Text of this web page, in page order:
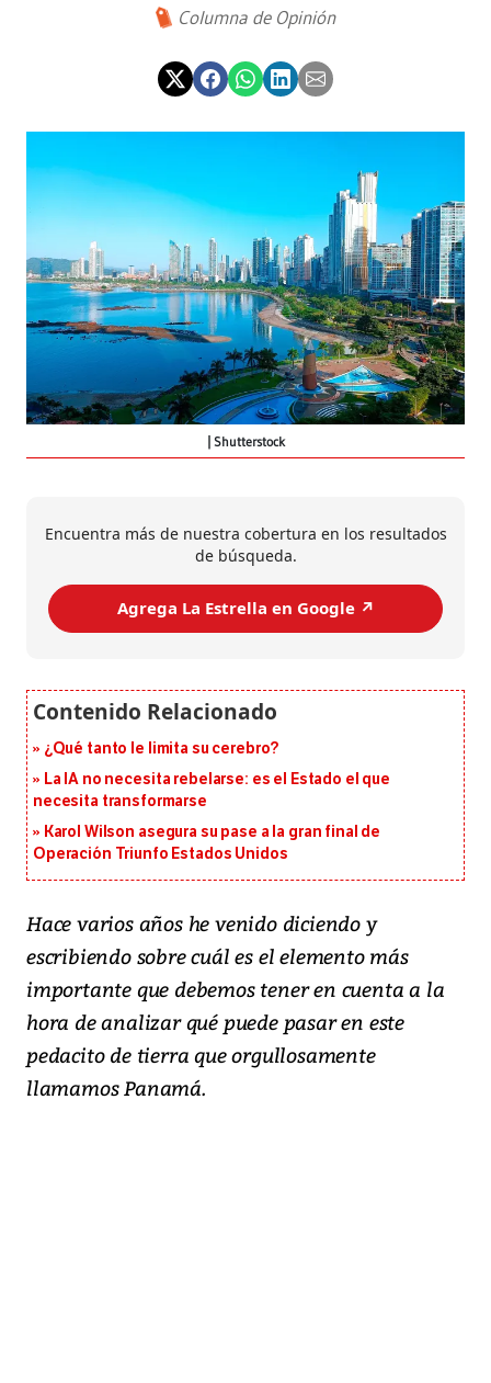
Columna de Opinión
Shutterstock
Encuentra más de nuestra cobertura en los resultados
de búsqueda.
Agrega La Estrella en Google ↗️
¿Qué tanto le limita su cerebro?
La IA no necesita rebelarse: es el Estado el que
necesita transformarse
Karol Wilson asegura su pase a la gran final de
Operación Triunfo Estados Unidos
Hace varios años he venido diciendo y
escribiendo sobre cuál es el elemento más
importante que debemos tener en cuenta a la
hora de analizar qué puede pasar en este
pedacito de tierra que orgullosamente
llamamos Panamá.